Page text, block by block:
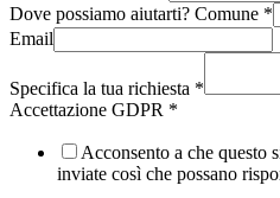
GDPR
telefonico
Cognome
Dove possiamo aiutarti? Comune *
Email
Specifica la tua richiesta *
Accettazione GDPR *
Acconsento a che questo
inviate così che possano